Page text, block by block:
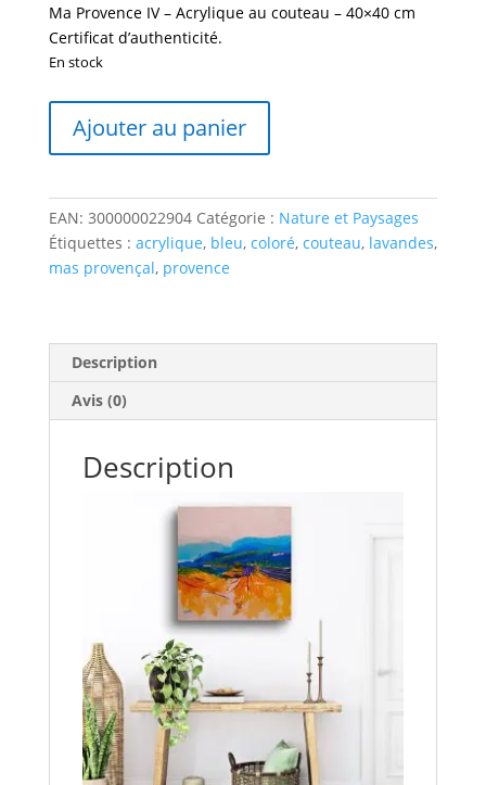
Ma Provence IV – Acrylique au couteau – 40×40 cm
Certificat d’authenticité.
En stock
Ma
IV
-
Acrylique
40x40
cm
Ajouter au panier
EAN: 300000022904 Catégorie : Nature et Paysages
Étiquettes : acrylique, bleu, coloré, couteau, lavandes,
mas provençal, provence
Description
Avis (0)
Description